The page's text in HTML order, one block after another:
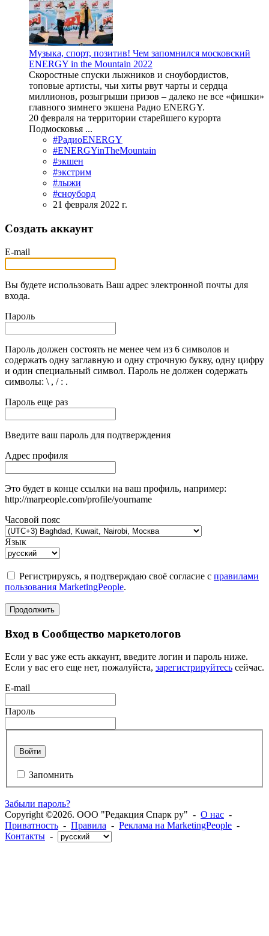
Музыка, спорт, позитив! Чем запомнился московский
ENERGY in the Mountain 2022
Скоростные спуски лыжников и сноубордистов,
топовые артисты, чьи хиты рвут чарты и сердца
миллионов, розыгрыши призов – далеко не все «фишки»
главного зимнего экшена Радио ENERGY.
20 февраля на территории старейшего курорта
Подмосковья ...
#РадиоENERGY
#ENERGYinTheMountain
#экшен
#экстрим
#лыжи
#сноуборд
21 февраля 2022 г.
Создать аккаунт
E-mail
Вы будете использовать Ваш адрес электронной почты для
входа.
Пароль
Пароль должен состоять не менее чем из 6 символов и
содержать одну заглавную и одну строчную букву, одну цифру
и один специальный символ. Пароль не должен содержать
символы: \ , / : .
Пароль еще раз
Введите ваш пароль для подтверждения
Адрес профиля
Это будет в конце ссылки на ваш профиль, например:
http://marpeople.com/profile/yourname
Часовой пояс
Язык
Регистрируясь, я подтверждаю своё согласие с правилами
пользования MarketingPeople.
Продолжить
Вход в Сообщество маркетологов
Если у вас уже есть аккаунт, введите логин и пароль ниже.
Если у вас его еще нет, пожалуйста, зарегистрируйтесь сейчас.
E-mail
Пароль
Войти
Запомнить
Забыли пароль?
Copyright ©2026. ООО "Редакция Спарк ру" - О нас -
Приватность - Правила - Реклама на MarketingPeople -
Контакты -